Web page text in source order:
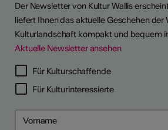
Der Newsletter von Kultur Wallis
liefert Ihnen das aktuelle Geschehen der
Kulturlandschaft kompakt und bequem
Aktuelle Newsletter ansehen
Für Kulturschaffende
Für Kulturinteressierte